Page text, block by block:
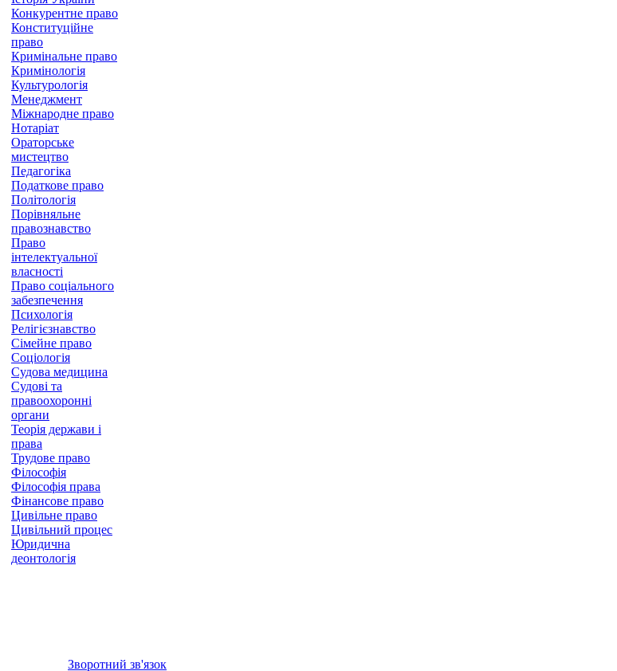
Конкурентне право
Конституційне
право
Кримінальне право
Кримінологія
Культурологія
Менеджмент
Міжнародне право
Нотаріат
Ораторське
мистецтво
Педагогіка
Податкове право
Політологія
Порівняльне
правознавство
Право
інтелектуальної
власності
Право соціального
забезпечення
Психологія
Релігієзнавство
Сімейне право
Соціологія
Судова медицина
Судові та
правоохоронні
органи
Теорія держави і
права
Трудове право
Філософія
Філософія права
Фінансове право
Цивільне право
Цивільний процес
Юридична
деонтологія
Зворотний зв'язок